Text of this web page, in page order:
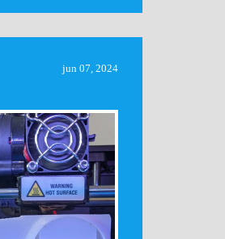
jun 07, 2024